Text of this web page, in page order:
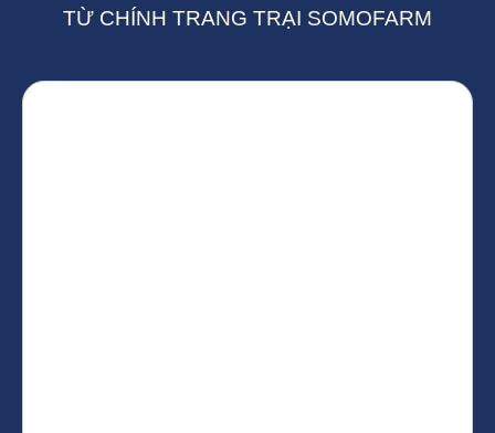
TỪ CHÍNH TRANG TRẠI SOMOFARM